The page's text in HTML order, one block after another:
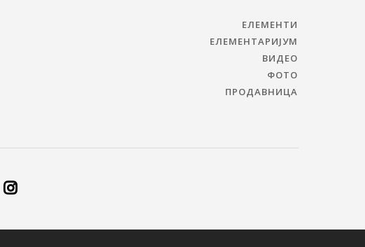
ЕЛЕМЕНТИ
ЕЛЕМЕНТАРИЈУМ
ВИДЕО
ФОТО
ПРОДАВНИЦА